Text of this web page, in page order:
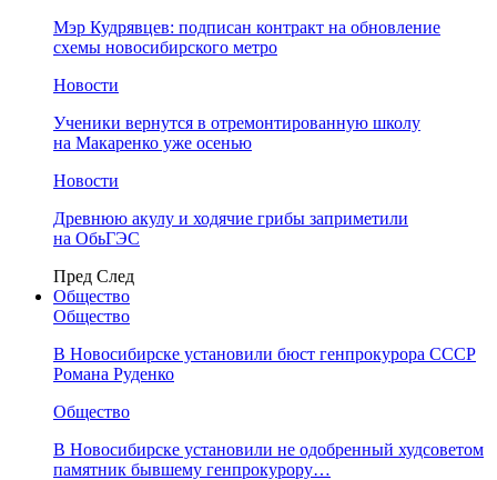
Мэр Кудрявцев: подписан контракт на обновление
схемы новосибирского метро
Новости
Ученики вернутся в отремонтированную школу
на Макаренко уже осенью
Новости
Древнюю акулу и ходячие грибы заприметили
на ОбьГЭС
Пред След
Общество
Общество
В Новосибирске установили бюст генпрокурора СССР
Романа Руденко
Общество
В Новосибирске установили не одобренный худсоветом
памятник бывшему генпрокурору…